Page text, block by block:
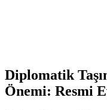
Diplomatik
Önemi: Resmi